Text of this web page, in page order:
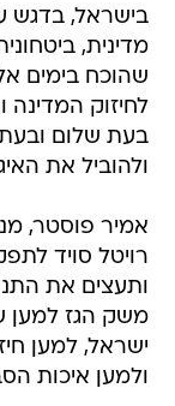
בישראל, בדגש
מדינית,
שהוכח בימים
לחיזוק
בעת שלום ובעת
ולהוביל את
אמיר פוסטר,
רויטל סויד
ותעצים את
משק הגז למען
ישראל, למען
ולמען איכות